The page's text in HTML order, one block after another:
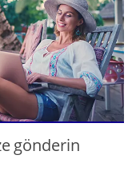
gönderin